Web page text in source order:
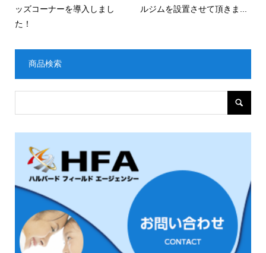
ッズコーナーを導入しまし
た！
ルジムを設置させて頂きま...
商品検索